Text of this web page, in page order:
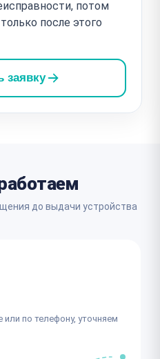
потом
после этого
заявку
до выдачи устройства
или по телефону, уточняем